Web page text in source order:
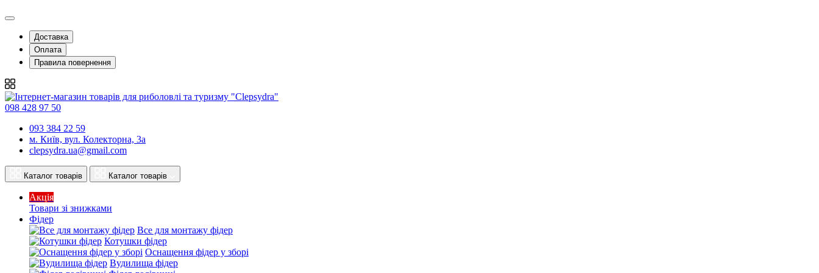
Доставка
Оплата
Правила повернення
098 428 97 50
093 384 22 59
м. Київ, вул. Колекторна, 3а
clepsydra.ua@gmail.com
Каталог товарів Каталог товарів
Акція
Товари зі знижками
Фідер
Все для монтажу фідер
Котушки фідер
Оснащення фідер у зборі
Вудилища фідер